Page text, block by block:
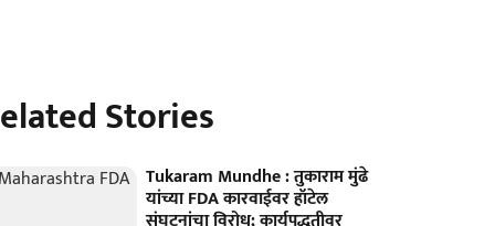
Stories
Tukaram Mundhe : तुकाराम मुंढे
यांच्या FDA कारवाईवर हॉटेल